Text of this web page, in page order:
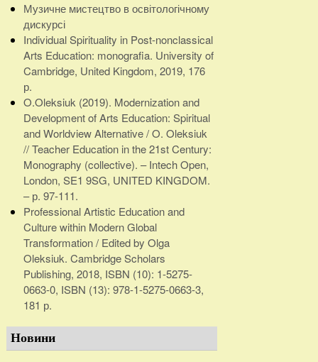
Музичне мистецтво в освітологічному
дискурсі
Individual Spirituality in Post-nonclassical
Arts Education: monografia. University of
Cambridge, United Kingdom, 2019, 176
р.
O.Oleksiuk (2019). Modernization and
Development of Arts Education: Spiritual
and Worldview Alternative / O. Oleksiuk
// Teacher Education in the 21st Century:
Monography (collective). – Intech Open,
London, SE1 9SG, UNITED KINGDOM.
– р. 97-111.
Professional Artistic Education and
Culture within Modern Global
Transformation / Edited by Olga
Oleksiuk. Cambridge Scholars
Publishing, 2018, ISBN (10): 1-5275-
0663-0, ISBN (13): 978-1-5275-0663-3,
181 р.
Новини